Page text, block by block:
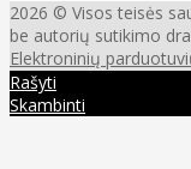
2026 © Visos teisės
be autorių sutikimo
Elektroninių
Rašyti
Skambinti